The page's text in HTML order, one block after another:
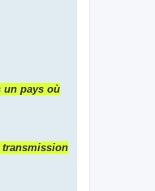
un pays où
transmission